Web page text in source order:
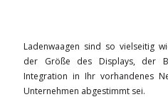
Ladenwaagen sind so vielseitig
der Größe des Displays, der
Integration in Ihr vorhandenes
Unternehmen abgestimmt sei.